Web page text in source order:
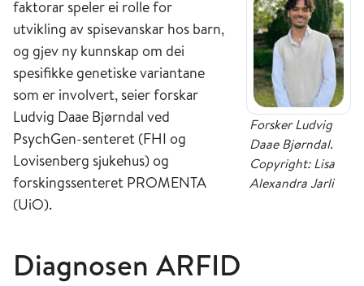
Forsker Ludvig
Daae Bjørndal.
Copyright: Lisa
Alexandra Jarli
faktorar speler ei rolle for
utvikling av spisevanskar hos barn,
og gjev ny kunnskap om dei
spesifikke genetiske variantane
som er involvert, seier forskar
Ludvig Daae Bjørndal ved
PsychGen-senteret (FHI og
Lovisenberg sjukehus) og
forskingssenteret PROMENTA
(UiO).
Diagnosen ARFID